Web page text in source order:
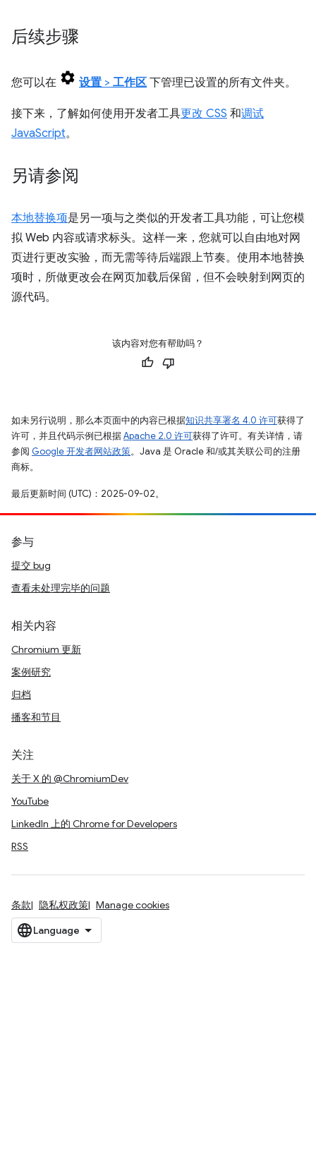
后续步骤
您可以在 设置 > 工作区 下管理已设置的所有文件夹。
接下来，了解如何使用开发者工具更改 CSS 和调试
JavaScript。
另请参阅
本地替换项是另一项与之类似的开发者工具功能，可让您模
拟 Web 内容或请求标头。这样一来，您就可以自由地对网
页进行更改实验，而无需等待后端跟上节奏。使用本地替换
项时，所做更改会在网页加载后保留，但不会映射到网页的
源代码。
该内容对您有帮助吗？
如未另行说明，那么本页面中的内容已根据知识共享署名 4.0 许可获得了
许可，并且代码示例已根据Apache 2.0 许可获得了许可。有关详情，请
参阅 Google 开发者网站政策。Java 是 Oracle 和/或其关联公司的注册
商标。
最后更新时间 (UTC)：2025-09-02。
参与
提交 bug
查看未处理完毕的问题
相关内容
Chromium 更新
案例研究
归档
播客和节目
关注
关于 X 的 @ChromiumDev
YouTube
LinkedIn 上的 Chrome for Developers
RSS
条款 隐私权政策 Manage cookies